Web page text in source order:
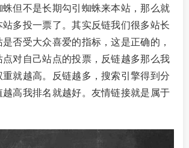
但不是长期勾引蜘蛛来本站，那么就
多投一票了。其实反链我们很多站长
否受大众喜爱的指标，这是正确的，
点对自己站点的投票，反链越多那么我
就越高。反链越多，搜索引擎得到分
高我排名就越好。友情链接就是属于